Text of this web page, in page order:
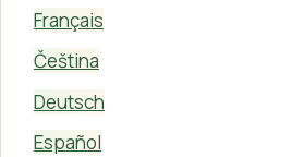
Français
Čeština
Deutsch
Español